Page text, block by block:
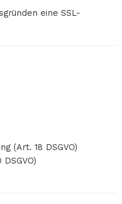
eine SSL-
(Art. 18 DSGVO)